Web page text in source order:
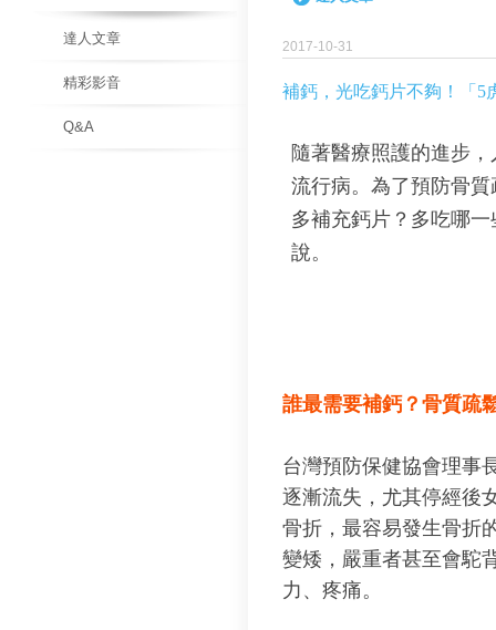
達人文章
精彩影音
Q&A
2017-10-31
補鈣，光吃鈣片不夠！「5
隨著醫療照護的進步
流行病。為了預防骨
多補充鈣片？多吃哪
說。
誰最需要補鈣？骨質疏
台灣預防保健協會理事
逐漸流失，尤其停經後
骨折，最容易發生骨折
變矮，嚴重者甚至會駝
力、疼痛。